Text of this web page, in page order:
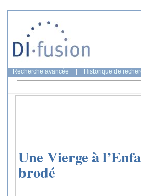
Recherche avancée Historique de
Une Vierge à
brodé